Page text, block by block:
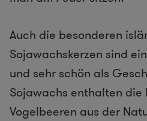
Auch die besonderen
Sojawachskerzen sind
und sehr schön als
Sojawachs enthalten die
Vogelbeeren aus der